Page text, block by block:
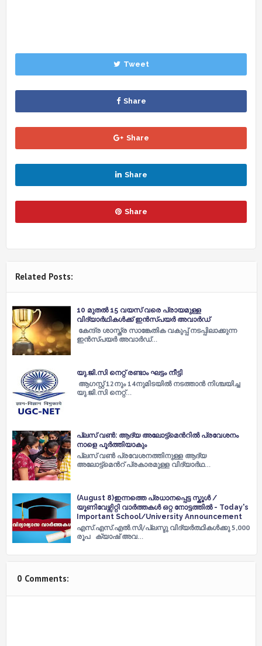
Tweet
Share
Share
Share
Share
Related Posts:
10 മുതൽ 15 വയസ് വരെ പ്രായമുള്ള
വിദ്യാർഥികൾക്ക് ഇൻസ്പയർ അവാർഡ്
കേന്ദ്ര ശാസ്ത്ര സാങ്കേതിക വകുപ്പ് നടപ്പിലാക്കുന്ന
ഇൻസ്പയർ അവാർഡ്…
യു.ജി.സി നെറ്റ് രണ്ടാം ഘട്ടം നീട്ടി
ആഗസ്റ്റ് 12നും 14നുമിടയില്‍ നടത്താന്‍ നിശ്ചയിച്ച
യു.ജി.സി നെറ്റ്…
പ്ലസ് വണ്‍: ആദ്യ അലോട്ട്മെന്‍റില്‍ പ്രവേശനം
നാളെ പൂര്‍ത്തിയാകും
പ്ലസ് വണ്‍ പ്രവേശനത്തിനുള്ള ആദ്യ
അലോട്ട്മെന്‍റ് പ്രകാരമുള്ള വിദ്യാര്‍ഥ…
(August 8)ഇന്നത്തെ പ്രധാനപ്പെട്ട സ്കൂൾ /
യൂണിവേഴ്സിറ്റി വാർത്തകൾ ഒറ്റ നോട്ടത്തിൽ - Today's
Important School/University Announcement
എസ്.എസ്.എൽ.സി/പ്ലസ്ടു വിദ്യർത്ഥികൾക്കു 5,000
രൂപ ക്യാഷ് അവ…
0 Comments: